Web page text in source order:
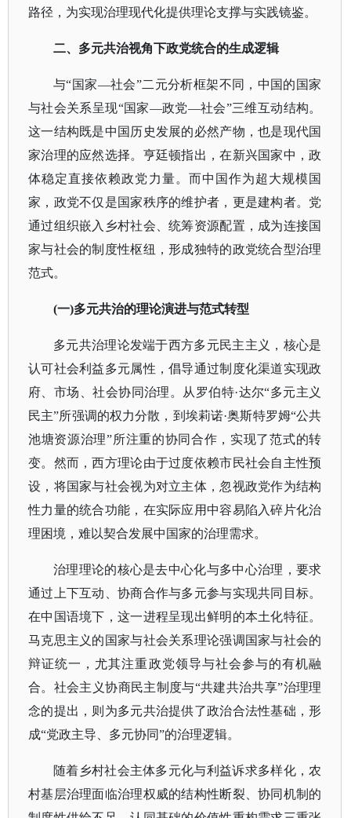
路径，为实现治理现代化提供理论支撑与实践镜鉴。
二、多元共治视角下政党统合的生成逻辑
与“国家—社会”二元分析框架不同，中国的国家
与社会关系呈现“国家—政党—社会”三维互动结构。
这一结构既是中国历史发展的必然产物，也是现代国
家治理的应然选择。 亨廷顿指出，在新兴国家中，政
体稳定直接依赖政党力量。而中国作为超大规模国
家，政党不仅是国家秩序的维护者，更是建构者。党
通过组织嵌入乡村社会、统筹资源配置，成为连接国
家与社会的制度性枢纽，形成独特的政党统合型治理
范式。
(一)多元共治的理论演进与范式转型
多元共治理论发端于西方多元民主主义，核心是
认可社会利益多元属性，倡导通过制度化渠道实现政
府、市场、社会协同治理。从罗伯特·达尔“多元主义
民主”所强调的权力分散，到埃莉诺·奥斯特罗姆“公共
池塘资源治理”所注重的协同合作，实现了范式的转
变。然而，西方理论由于过度依赖市民社会自主性预
设，将国家与社会视为对立主体，忽视政党作为结构
性力量的统合功能，在实际应用中容易陷入碎片化治
理困境，难以契合发展中国家的治理需求。
治理理论的核心是去中心化与多中心治理，要求
通过上下互动、协商合作与多元参与实现共同目标。
在中国语境下，这一进程呈现出鲜明的本土化特征。
马克思主义的国家与社会关系理论强调国家与社会的
辩证统一，尤其注重政党领导与社会参与的有机融
合。社会主义协商民主制度与“共建共治共享”治理理
念的提出，则为多元共治提供了政治合法性基础，形
成“党政主导、多元协同”的治理逻辑。
随着乡村社会主体多元化与利益诉求多样化，农
村基层治理面临治理权威的结构性断裂、协同机制的